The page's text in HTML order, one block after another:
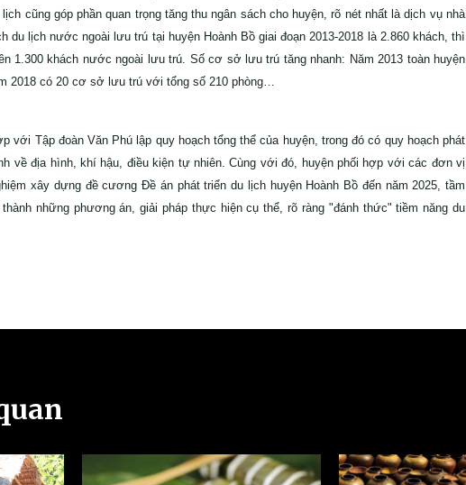
cũng góp phần quan trọng tăng thu ngân sách cho huyện, rõ nét nhất là dịch vụ nhà
du lịch nước ngoài lưu trú tại huyện Hoành Bồ giai đoạn 2013-2018 là 2.860 khách, thì
1.300 khách nước ngoài lưu trú. Số cơ sở lưu trú tăng nhanh: Năm 2013 toàn huyện
2018 có 20 cơ sở lưu trú với tổng số 210 phòng…
với Tập đoàn Văn Phú lập quy hoạch tổng thể của huyện, trong đó có quy hoạch phát
về địa hình, khí hậu, điều kiện tự nhiên. Cùng với đó, huyện phối hợp với các đơn vị
xây dựng đề cương Đề án phát triển du lịch huyện Hoành Bồ đến năm 2025, tầm
những phương án, giải pháp thực hiện cụ thể, rõ ràng "đánh thức" tiềm năng du